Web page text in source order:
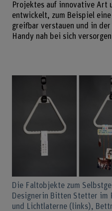
Projektes auf innovative Art
entwickelt, zum Beispiel
greifbar verstauen und in
Handy nah bei sich
Die Faltobjekte zum
Designerin Bitten Stetter im
und Lichtlaterne (links),